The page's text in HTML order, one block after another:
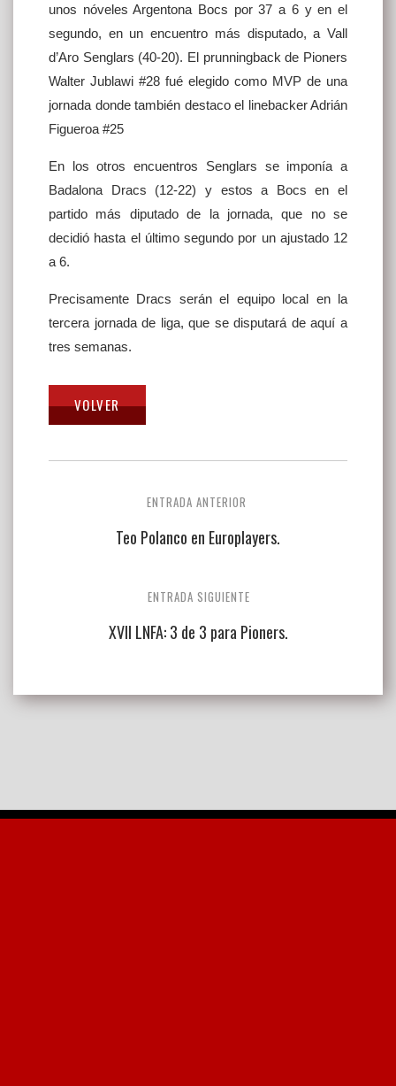
unos nóveles Argentona Bocs por 37 a 6 y en el
segundo, en un encuentro más disputado, a Vall
d’Aro Senglars (40-20). El prunningback de Pioners
Walter Jublawi #28 fué elegido como MVP de una
jornada donde también destaco el linebacker Adrián
Figueroa #25
En los otros encuentros Senglars se imponía a
Badalona Dracs (12-22) y estos a Bocs en el
partido más diputado de la jornada, que no se
decidió hasta el último segundo por un ajustado 12
a 6.
Precisamente Dracs serán el equipo local en la
tercera jornada de liga, que se disputará de aquí a
tres semanas.
ENTRADA ANTERIOR
Teo Polanco en Europlayers.
ENTRADA SIGUIENTE
XVII LNFA: 3 de 3 para Pioners.